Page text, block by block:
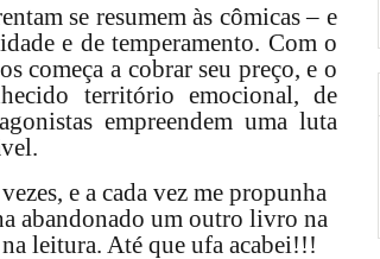
se resumem às cômicas – e
e de temperamento. Com o
começa a cobrar seu preço, e o
território emocional, de
empreendem uma luta
e a cada vez me propunha
abandonado um outro livro na
leitura. Até que ufa acabei!!!